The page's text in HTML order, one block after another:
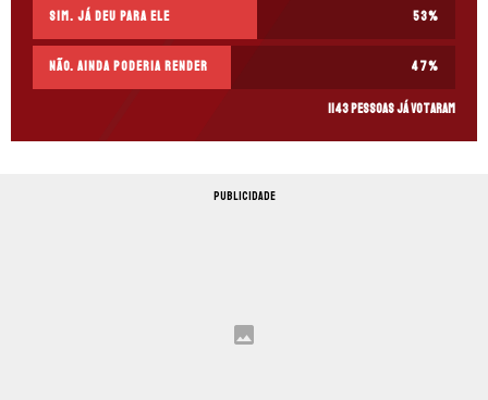
Sim. Já deu para ele 53%
Não. Ainda poderia render 47%
1143 pessoas já votaram
PUBLICIDADE